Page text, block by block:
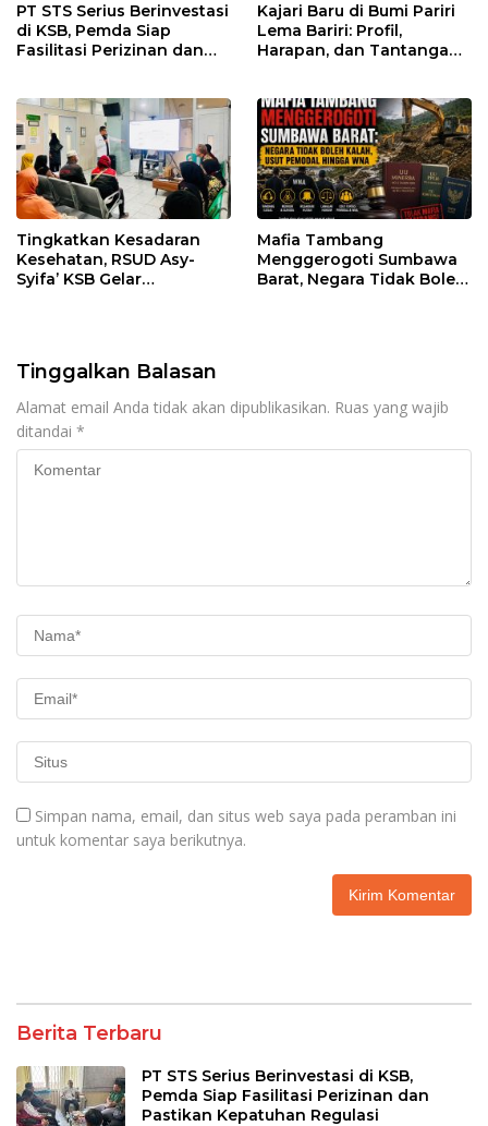
PT STS Serius Berinvestasi
di KSB, Pemda Siap
Fasilitasi Perizinan dan
Kajari Baru di Bumi Pariri
Lema Bariri: Profil,
Harapan, dan Tantangan
Tingkatkan Kesadaran
Kesehatan, RSUD Asy-
Syifa’ KSB Gelar
Mafia Tambang
Menggerogoti Sumbawa
Barat, Negara Tidak Boleh
Tinggalkan Balasan
Alamat email Anda tidak akan dipublikasikan. Ruas yang wajib
ditandai *
Simpan nama, email, dan situs web saya pada peramban ini
untuk komentar saya berikutnya.
Berita Terbaru
PT STS Serius Berinvestasi di KSB,
Pemda Siap Fasilitasi Perizinan dan
Pastikan Kepatuhan Regulasi